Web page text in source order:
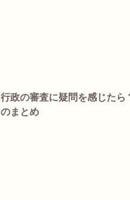
行政の審査に疑問を感じた
のまとめ